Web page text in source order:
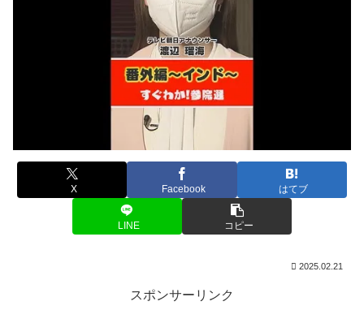
X Facebook はてブ
LINE コピー
2025.02.21
スポンサーリンク